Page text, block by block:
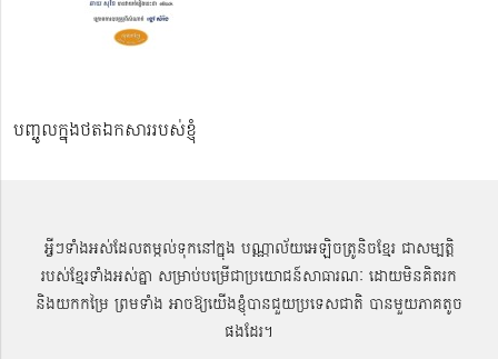
បញ្ចូលក្នុងថតឯកសាររបស់ខ្ញុំ
អ្វីៗទាំងអស់ដែលតម្កល់ទុកនៅក្នុង បណ្ណាល័យអេឡិចត្រូនិចខ្មែរ ជាសម្បតិ្ត
របស់ខ្មែរទាំងអស់គ្នា សម្រាប់បម្រើជាប្រយោជន៍សាធារណៈ ដោយមិនគិតរក
និងយកកម្រៃ ព្រមទាំង អាចឱ្យយើងខ្ញុំបានជួយប្រទេសជាតិ បានមួយភាគតូច
ផងដែរ។